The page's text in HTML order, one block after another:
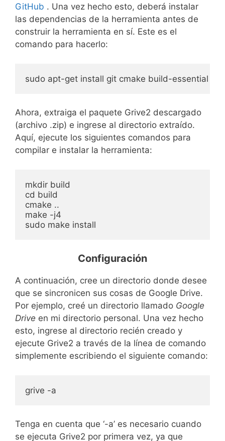
GitHub . Una vez hecho esto, deberá instalar
las dependencias de la herramienta antes de
construir la herramienta en sí. Este es el
comando para hacerlo:
sudo apt-get install git cmake build-essential
Ahora, extraiga el paquete Grive2 descargado
(archivo .zip) e ingrese al directorio extraído.
Aquí, ejecute los siguientes comandos para
compilar e instalar la herramienta:
mkdir build
cd build
cmake ..
make -j4
Configuración
A continuación, cree un directorio donde desee
que se sincronicen sus cosas de Google Drive.
Por ejemplo, creé un directorio llamado Google
Drive en mi directorio personal. Una vez hecho
esto, ingrese al directorio recién creado y
ejecute Grive2 a través de la línea de comando
simplemente escribiendo el siguiente comando:
grive -a
Tenga en cuenta que ‘-a’ es necesario cuando
se ejecuta Grive2 por primera vez, ya que